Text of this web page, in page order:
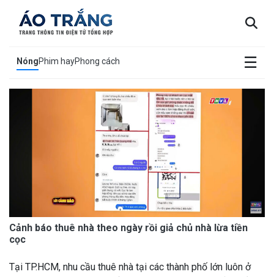
NóngPhim hayPhong cách ☰
×
Cảnh báo thuê nhà theo ngày rồi giả chủ nhà lừa tiền
cọc
Tại TP.HCM, nhu cầu thuê nhà tại các thành phố lớn luôn ở